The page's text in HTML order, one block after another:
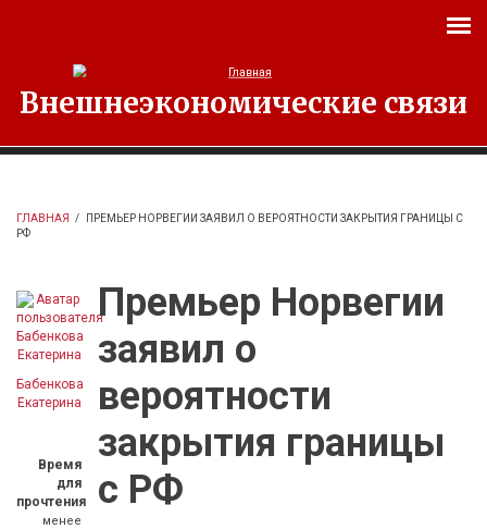
Внешнеэкономические связи
ГЛАВНАЯ /
ПРЕМЬЕР НОРВЕГИИ ЗАЯВИЛ О ВЕРОЯТНОСТИ ЗАКРЫТИЯ ГРАНИЦЫ С
РФ
Бабенкова
Екатерина
Время
для
прочтения
менее
Премьер Норвегии
заявил о
вероятности
закрытия границы
с РФ